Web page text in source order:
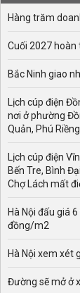
Hàng trăm
Cuối 2027 hoàn
Bắc Ninh giao
Lịch cúp điện
nơi ở phường
Quản, Phú
Lịch cúp điện
Bến Tre, Bình
Chợ Lách mất
Hà Nội đấu giá
đồng/m2
Hà Nội xem xét
Đường sẽ mở ở